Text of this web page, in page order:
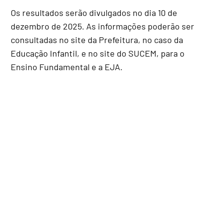
Os resultados serão divulgados no dia 10 de
dezembro de 2025. As informações poderão ser
consultadas no site da Prefeitura, no caso da
Educação Infantil, e no site do SUCEM, para o
Ensino Fundamental e a EJA.